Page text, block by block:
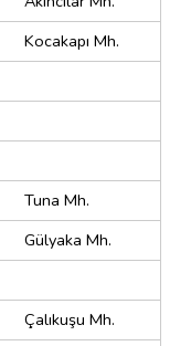
Kocakapı Mh.
Tuna Mh.
Gülyaka Mh.
Çalıkuşu Mh.